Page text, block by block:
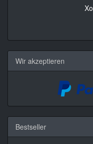
Wir akzeptieren
Bestseller